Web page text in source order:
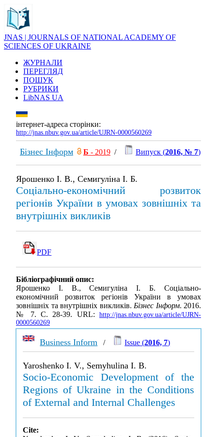
JNAS | JOURNALS OF NATIONAL ACADEMY OF
SCIENCES OF UKRAINE
ЖУРНАЛИ
ПЕРЕГЛЯД
ПОШУК
РУБРИКИ
LibNAS UA
інтернет-адреса сторінки:
http://jnas.nbuv.gov.ua/article/UJRN-0000560269
Бізнес Інформ Б - 2019 / Випуск (2016, № 7)
Ярошенко І. В., Семигуліна І. Б.
Соціально-економічний розвиток
регіонів України в умовах зовнішніх та
внутрішніх викликів
PDF
Бібліографічний опис:
Ярошенко І. В., Семигуліна І. Б. Соціально-
економічний розвиток регіонів України в умовах
зовнішніх та внутрішніх викликів. Бізнес Інформ. 2016.
№ 7. С. 28-39. URL: http://jnas.nbuv.gov.ua/article/UJRN-
0000560269
Business Inform / Issue (2016, 7)
Yaroshenko I. V., Semyhulina I. B.
Socio-Economic Development of the
Regions of Ukraine in the Conditions
of External and Internal Challenges
Cite: